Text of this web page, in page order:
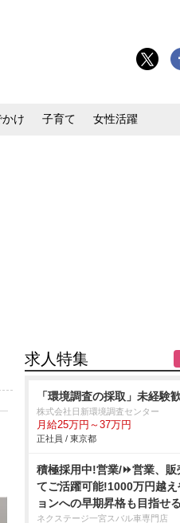
け 子育て 女性活躍
求人特集
「環境調査の採取」未経験
株式会社日新環境調査センター
月給25万円～37万円
正社員 / 東京都
積極採用中!営業/⏩️営業、販
てご活躍可能!1000万円越
ョンへの早期昇格も目指せる
ネクステージ一宮スバル車専門店